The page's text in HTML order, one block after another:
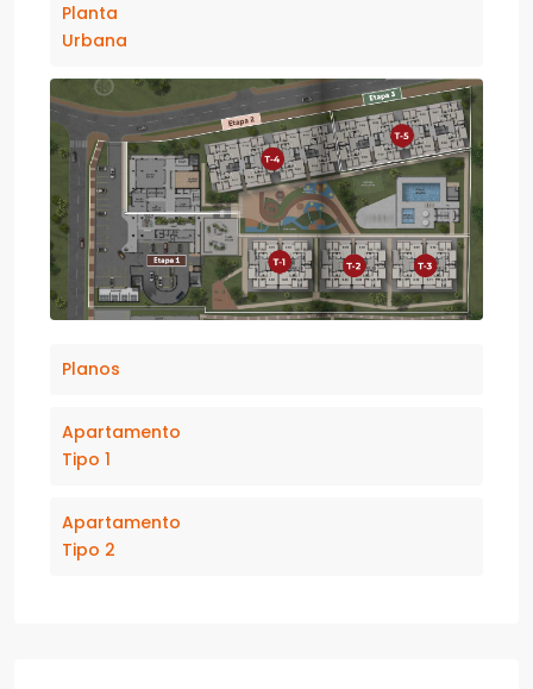
Planta
Urbana
Planos
Apartamento
Tipo 1
Apartamento
Tipo 2